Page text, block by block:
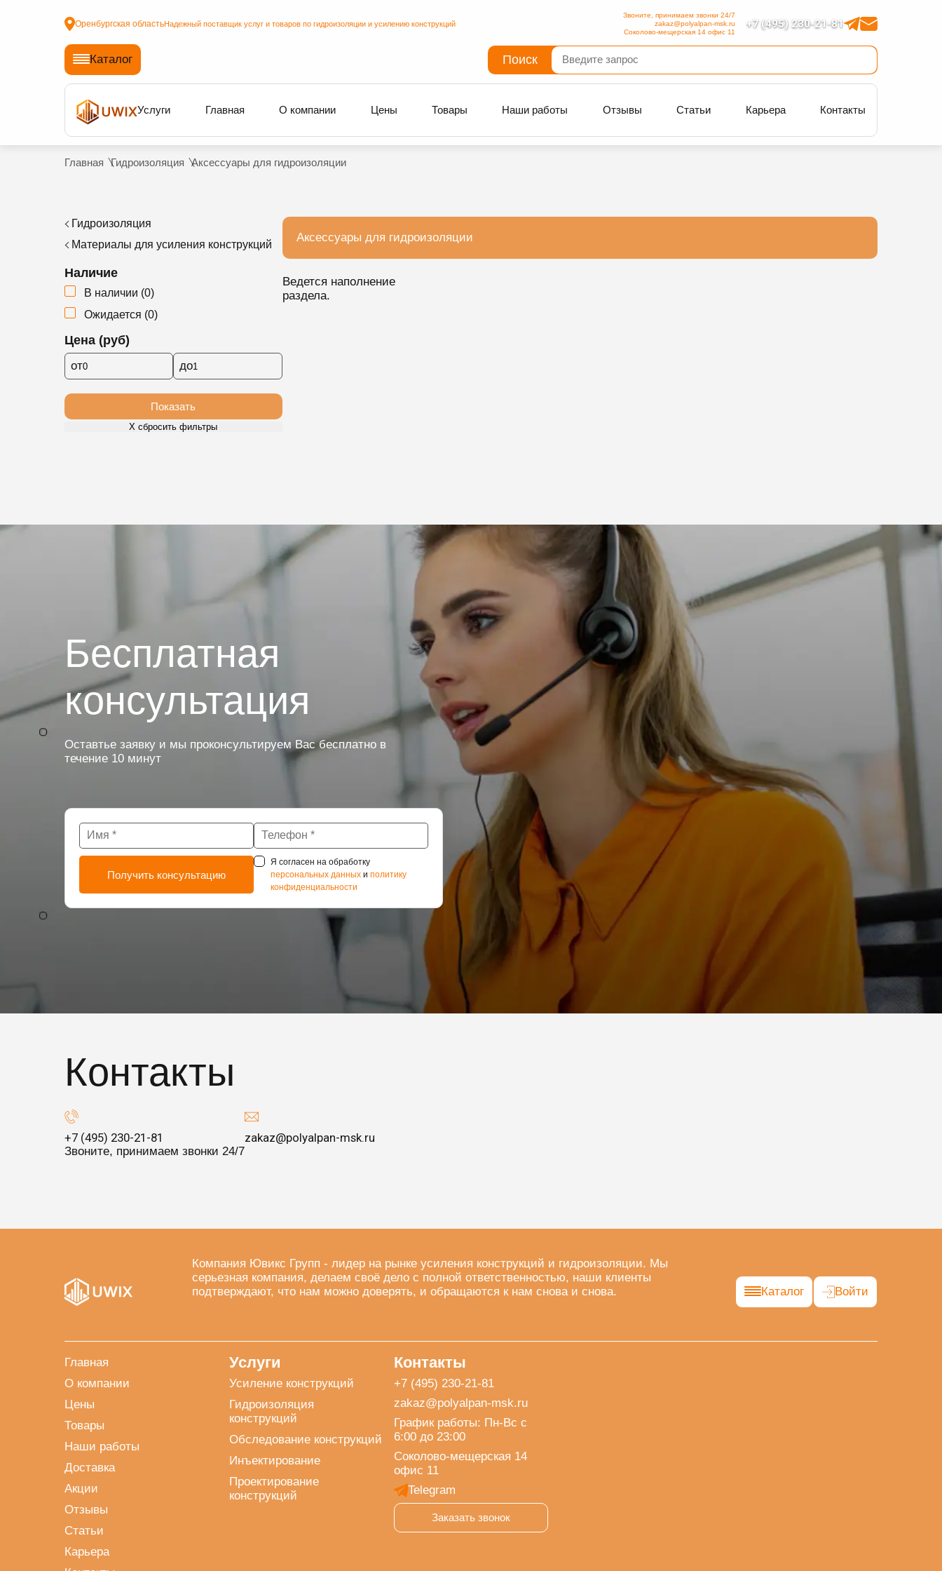
Оренбургская областьНадежный поставщик услуг и товаров по гидроизоляции и усилению конструкций +7 (495) 230-21-81
Звоните, принимаем звонки 24/7
zakaz@polyalpan-msk.ru
Соколово-мещерская 14 офис 11
Каталог Поиск
Услуги Главная О компании Цены Товары Наши работы Отзывы Статьи Карьера Контакты
Главная Гидроизоляция Аксессуары для гидроизоляции
Гидроизоляция
Материалы для усиления конструкций
Наличие
В наличии (0)
Ожидается (0)
Цена (руб)
от до
Показать
Х сбросить фильтры
Аксессуары для гидроизоляции
Ведется наполнение
раздела.
Бесплатная
консультация
Оставтье заявку и мы проконсультируем Вас бесплатно в
течение 10 минут
Я согласен на обработку
персональных данныхи политику
конфиденциальности
Контакты
+7 (495) 230-21-81
Звоните, принимаем звонки 24/7
zakaz@polyalpan-msk.ru
Компания Ювикс Групп - лидер на рынке усиления конструкций и гидроизоляции. Мы
серьезная компания, делаем своё дело с полной ответственностью, наши клиенты
подтверждают, что нам можно доверять, и обращаются к нам снова и снова.
Каталог Войти
Главная
О компании
Цены
Товары
Наши работы
Доставка
Акции
Отзывы
Статьи
Карьера
Услуги
Усиление конструкций
Гидроизоляция
конструкций
Обследование конструкций
Инъектирование
Проектирование
конструкций
Контакты
+7 (495) 230-21-81
zakaz@polyalpan-msk.ru
График работы: Пн-Вс с
6:00 до 23:00
Соколово-мещерская 14
офис 11
Telegram
Заказать звонок